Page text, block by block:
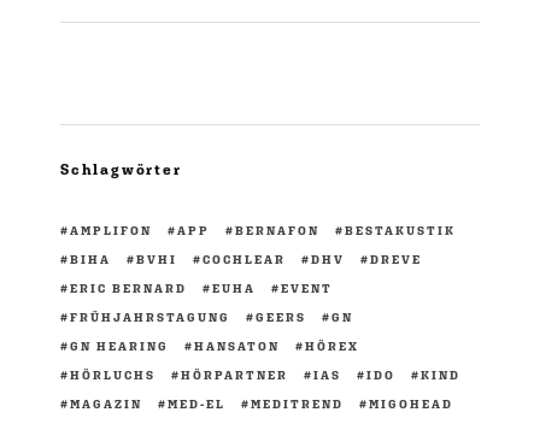
Schlagwörter
AMPLIFON APP BERNAFON
BESTAKUSTIK
BIHA
BVHI COCHLEAR DHV
DREVE
ERIC BERNARD
EUHA
EVENT
FRÜHJAHRSTAGUNG
GEERS
GN
GN HEARING
HANSATON
HÖREX
HÖRLUCHS
HÖRPARTNER IAS IDO
KIND
MAGAZIN
MED-EL MEDITREND
MIGOHEAD